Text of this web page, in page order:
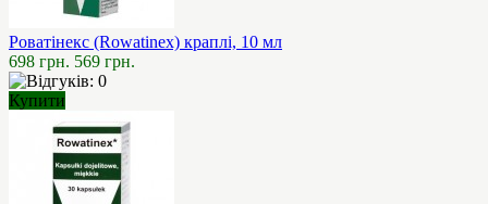
Роватінекс (Rowatinex) краплі, 10 мл
698 грн. 569 грн.
Купити